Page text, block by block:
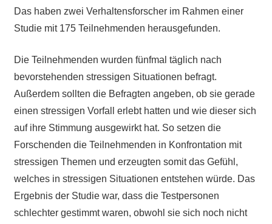
Das haben zwei Verhaltensforscher im Rahmen einer
Studie mit 175 Teilnehmenden herausgefunden.
Die Teilnehmenden wurden fünfmal täglich nach
bevorstehenden stressigen Situationen befragt.
Außerdem sollten die Befragten angeben, ob sie gerade
einen stressigen Vorfall erlebt hatten und wie dieser sich
auf ihre Stimmung ausgewirkt hat. So setzen die
Forschenden die Teilnehmenden in Konfrontation mit
stressigen Themen und erzeugten somit das Gefühl,
welches in stressigen Situationen entstehen würde. Das
Ergebnis der Studie war, dass die Testpersonen
schlechter gestimmt waren, obwohl sie sich noch nicht